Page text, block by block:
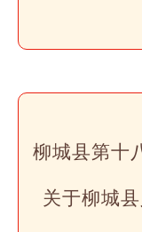
柳城县第十
关于柳城